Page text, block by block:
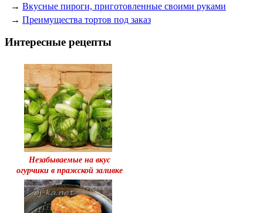
→ Вкусные пироги, приготовленные своими руками
→ Преимущества тортов под заказ
Интересные рецепты
Незабываемые на вкус
огурчики в пражской заливке